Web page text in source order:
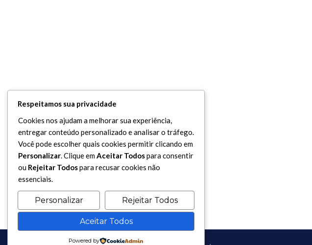
Respeitamos sua privacidade
Cookies nos ajudam a melhorar sua experiência,
entregar conteúdo personalizado e analisar o tráfego.
Você pode escolher quais cookies permitir clicando em
Personalizar. Clique emAceitar Todospara consentir
ou Rejeitar Todospara recusar cookies não
essenciais.
Personalizar Rejeitar Todos
Aceitar Todos
Powered by